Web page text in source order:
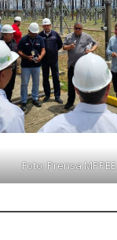
Foto: Prensa MPPEE